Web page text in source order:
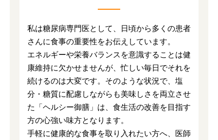
私は糖尿病専門医として、日頃から多くの患者
さんに食事の重要性をお伝えしています。
エネルギーや栄養バランスを意識することは健
康維持に欠かせませんが、忙しい毎日でそれを
続けるのは大変です。そのような状況で、塩
分・糖質に配慮しながらも美味しさを両立させ
た「ヘルシー御膳」は、食生活の改善を目指す
方の心強い味方となります。
手軽に健康的な食事を取り入れたい方へ、医師